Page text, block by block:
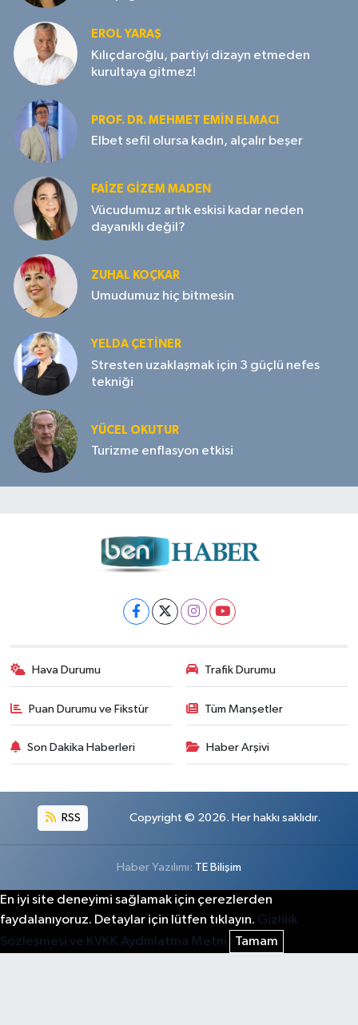
EROL YARAŞ
Kılıçdaroğlu, partiyi dizayn etmeden
kurultaya gitmez!
PROF. DR. MEHMET EMIN ELMACI
Elbet sefil olursa kadın, alçalır beşer
FAIZE GIZEM MADEN
Vücudumuz artık eskisi kadar neden
dayanıklı değil?
ZUHAL KOÇKAR
Umudumuz hiç bitmesin
YELDA ÇETİNER
Stresten uzaklaşmak için 3 güçlü nefes
tekniği
YÜCEL OKUTUR
Turizme enflasyon etkisi
Hava Durumu Trafik Durumu
Puan Durumu ve Fikstür Tüm Manşetler
Son Dakika Haberleri Haber Arşivi
RSS Copyright © 2026. Her hakkı saklıdır.
Haber Yazılımı: TE Bilişim
En iyi site deneyimi sağlamak için çerezlerden
faydalanıyoruz. Detaylar için lütfen tıklayın. Gizlilik
Sözleşmesi ve KVKK Aydınlatma Metni
Tamam